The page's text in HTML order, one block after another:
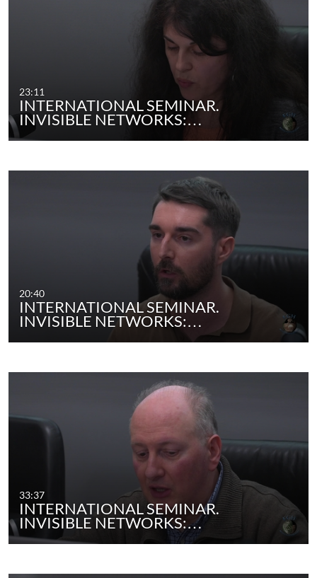
23:11
INTERNATIONAL SEMINAR.
INVISIBLE NETWORKS:…
20:40
INTERNATIONAL SEMINAR.
INVISIBLE NETWORKS:…
33:37
INTERNATIONAL SEMINAR.
INVISIBLE NETWORKS:…